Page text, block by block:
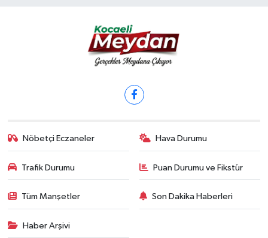
Nöbetçi Eczaneler Hava Durumu
Trafik Durumu Puan Durumu ve Fikstür
Tüm Manşetler Son Dakika Haberleri
Haber Arşivi